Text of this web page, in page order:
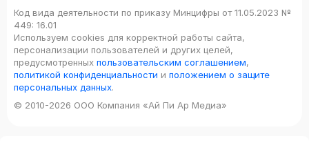
Код вида деятельности по приказу Минцифры от 11.05.2023 №
449: 16.01
Используем cookies для корректной работы сайта,
персонализации пользователей и других целей,
предусмотренных пользовательским соглашением,
политикой конфиденциальности и положением о защите
персональных данных.
© 2010-2026 ООО Компания «Ай Пи Ар Медиа»